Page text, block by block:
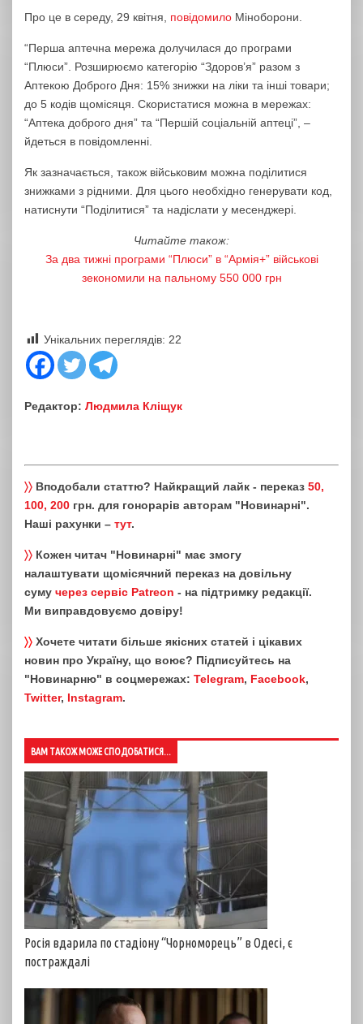
Про це в середу, 29 квітня, повідомило Міноборони.
“Перша аптечна мережа долучилася до програми
“Плюси”. Розширюємо категорію “Здоров’я” разом з
Аптекою Доброго Дня: 15% знижки на ліки та інші товари;
до 5 кодів щомісяця. Скористатися можна в мережах:
“Аптека доброго дня” та “Першій соціальній аптеці”, –
йдеться в повідомленні.
Як зазначається, також військовим можна поділитися
знижками з рідними. Для цього необхідно генерувати код,
натиснути “Поділитися” та надіслати у месенджері.
Читайте також:
За два тижні програми “Плюси” в “Армія+” військові
зекономили на пальному 550 000 грн
Унікальних переглядів: 22
Редактор: Людмила Кліщук
〉〉 Вподобали статтю? Найкращий лайк - переказ 50,
100, 200 грн. для гонорарів авторам "Новинарні".
Наші рахунки – тут.
〉〉 Кожен читач "Новинарні" має змогу
налаштувати щомісячний переказ на довільну
суму через сервіс Patreon - на підтримку редакції.
Ми виправдовуємо довіру!
〉〉 Хочете читати більше якісних статей і цікавих
новин про Україну, що воює? Підписуйтесь на
"Новинарню" в соцмережах: Telegram, Facebook,
Twitter, Instagram.
ВАМ ТАКОЖ МОЖЕ СПОДОБАТИСЯ...
Росія вдарила по стадіону “Чорноморець” в Одесі, є
постраждалі